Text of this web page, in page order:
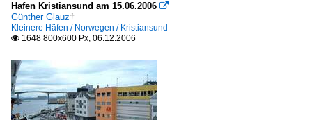
Hafen Kristiansund am 15.06.2006 
Günther Glauz†
Kleinere Häfen / Norwegen / Kristiansund
 1648 800x600 Px, 06.12.2006